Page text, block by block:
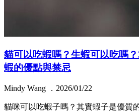
貓可以吃蝦嗎？生蝦可以吃嗎
蝦的優點與禁忌
Mindy Wang ．2026/01/22
貓咪可以吃蝦子嗎？其實蝦子是優質